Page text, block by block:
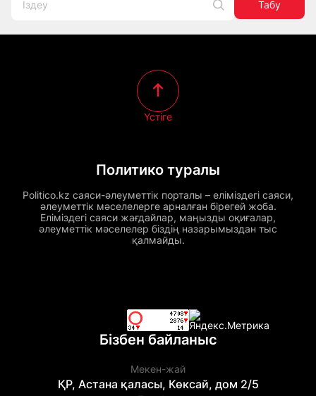
Табу
Политико туралы
Politico.kz саяси-әлеуметтік порталы – еліміздегі саяси,
әлеуметтік мәселелерге арналған бірегей жоба.
Еліміздегі саяси жағдайлар, маңызды оқиғалар,
әлеуметтік мәселелер біздің назарымыздан тыс
қалмайды.
Үстіге
Бізбен байланыс
Мекен-жай
ҚР, Астана қаласы, Көксай, дом 2/5